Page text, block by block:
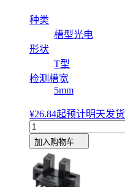
种类
槽型光电
形状
T型
检测槽宽
5mm
¥26.84起预计明天发货
加入购物车